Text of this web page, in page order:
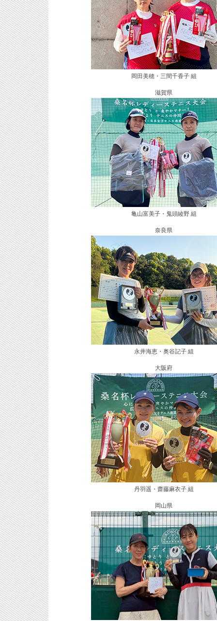
岡田美穂・三間千香子 組
滋賀県
亀山富美子・鬼頭綾野 組
奈良県
永井海恵・奥谷記子 組
大阪府
丹羽遥・齋藤麻衣子 組
岡山県